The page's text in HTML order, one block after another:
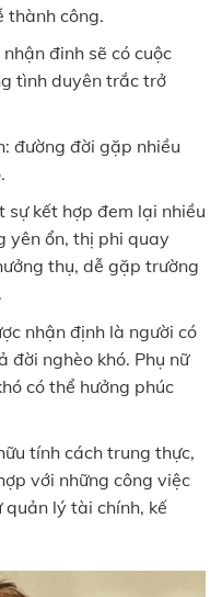
thành công.
đinh sẽ có cuộc
tình duyên trắc trở
đường đời gặp nhiều
sự kết hợp đem lại nhiều
yên ổn, thị phi quay
thụ, dễ gặp trường
nhận định là người có
đời nghèo khó. Phụ nữ
có thể hưởng phúc
tính cách trung thực,
với những công việc
lý tài chính, kế